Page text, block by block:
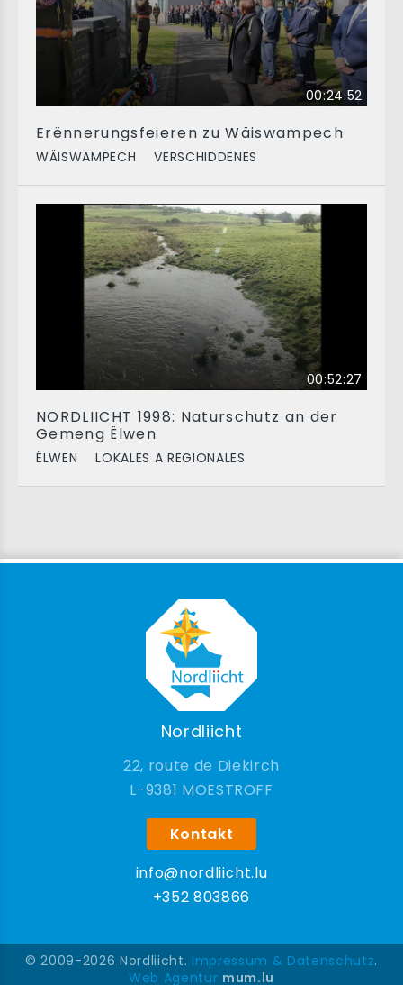
00:24:52
Erënnerungsfeieren zu Wäiswampech
WÄISWAMPECH VERSCHIDDENES
00:52:27
NORDLIICHT 1998: Naturschutz an der
Gemeng Ëlwen
ËLWEN LOKALES A REGIONALES
Nordliicht
22, route de Diekirch
9381 MOESTROFF
Kontakt
info@nordliicht.lu
+352 803866
© 2009-2026 Nordliicht. Impressum & Datenschutz.
Web Agentur mum.lu